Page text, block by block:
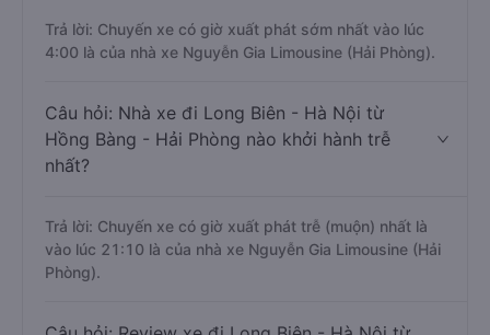
Trả lời: Chuyến xe có giờ xuất phát sớm nhất vào lúc
4:00 là của nhà xe Nguyễn Gia Limousine (Hải Phòng).
Câu hỏi: Nhà xe đi Long Biên - Hà Nội từ
Hồng Bàng - Hải Phòng nào khởi hành trễ
nhất?
Trả lời: Chuyến xe có giờ xuất phát trễ (muộn) nhất là
vào lúc 21:10 là của nhà xe Nguyễn Gia Limousine (Hải
Phòng).